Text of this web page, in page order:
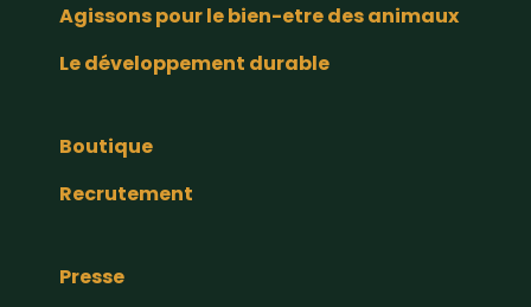
Agissons pour le bien-etre des animaux
Le développement durable
Boutique
Recrutement
Presse